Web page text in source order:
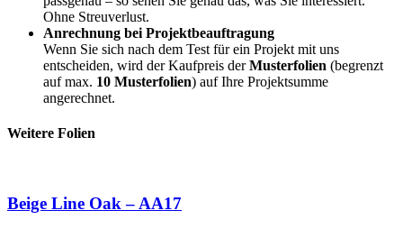
Ohne Streuverlust.
Anrechnung bei Projektbeauftragung
Wenn Sie sich nach dem Test für ein Projekt mit uns
entscheiden, wird der Kaufpreis derMusterfolien (begrenzt
auf max. 10 Musterfolien) auf Ihre Projektsumme
angerechnet.
Weitere Folien
Beige Line Oak – AA17